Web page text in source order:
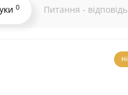
0 Питання - відповідь